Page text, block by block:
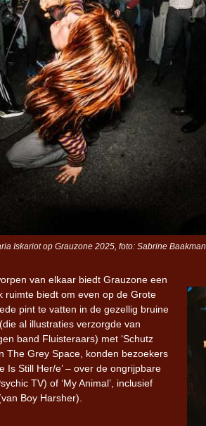
Iskariot op Grauzone 2025, foto: Sabrine Baakman
van elkaar biedt Grauzone een
ruimte biedt om even op de Grote
pint te vatten in de gezellig bruine
al illustraties verzorgde van
band Fluisteraars) met ‘Schutz
The Grey Space, konden bezoekers
Is Still Her/e’ – over de ongrijpbare
TV) of ‘My Animal’, inclusief
Boy Harsher).